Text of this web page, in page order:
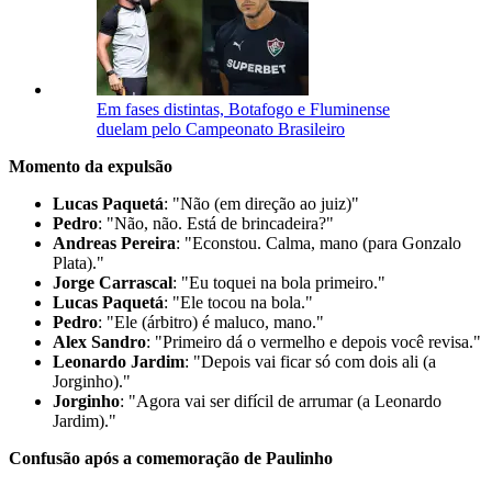
Em fases distintas, Botafogo e Fluminense
duelam pelo Campeonato Brasileiro
Momento da expulsão
Lucas Paquetá: "Não (em direção ao juiz)"
Pedro: "Não, não. Está de brincadeira?"
Andreas Pereira: "Econstou. Calma, mano (para Gonzalo
Plata)."
Jorge Carrascal: "Eu toquei na bola primeiro."
Lucas Paquetá: "Ele tocou na bola."
Pedro: "Ele (árbitro) é maluco, mano."
Alex Sandro: "Primeiro dá o vermelho e depois você revisa."
Leonardo Jardim: "Depois vai ficar só com dois ali (a
Jorginho)."
Jorginho: "Agora vai ser difícil de arrumar (a Leonardo
Jardim)."
Confusão após a comemoração de Paulinho